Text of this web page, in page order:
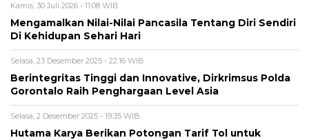
Kamis, 30 Juli 2026 - 11:08 WIB
Mengamalkan Nilai-Nilai Pancasila Tentang Diri Sendiri
Di Kehidupan Sehari Hari
Selasa, 23 Desember 2025 - 22:16 WIB
Berintegritas Tinggi dan Innovative, Dirkrimsus Polda
Gorontalo Raih Penghargaan Level Asia
Selasa, 2 Desember 2025 - 19:35 WIB
Hutama Karya Berikan Potongan Tarif Tol untuk